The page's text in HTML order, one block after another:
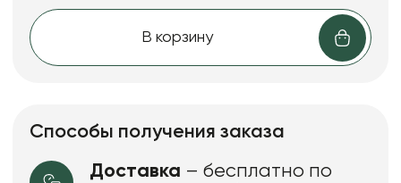
В корзину
Способы получения заказа
Доставка – бесплатно по